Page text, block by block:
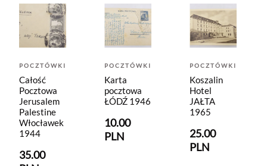
POCZTÓWKI
Całość
Pocztowa
Jerusalem
Palestine
Włocławek
1944
35.00
POCZTÓWKI
Karta
pocztowa
ŁÓDŹ 1946
10.00
PLN
POCZTÓWKI
Koszalin
Hotel
JAŁTA
1965
25.00
PLN